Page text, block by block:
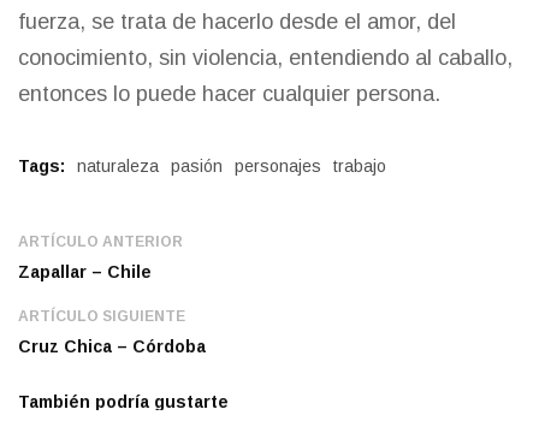
fuerza, se trata de hacerlo desde el amor, del
conocimiento, sin violencia, entendiendo al caballo,
entonces lo puede hacer cualquier persona.
Tags: naturaleza pasión personajes trabajo
ARTÍCULO ANTERIOR
Zapallar – Chile
ARTÍCULO SIGUIENTE
Cruz Chica – Córdoba
También podría gustarte